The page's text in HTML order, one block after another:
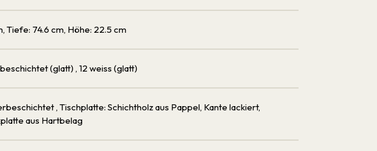
Tiefe: 74.6 cm, Höhe: 22.5 cm
(glatt) , 12 weiss (glatt)
, Tischplatte: Schichtholz aus Pappel, Kante lackiert,
aus Hartbelag